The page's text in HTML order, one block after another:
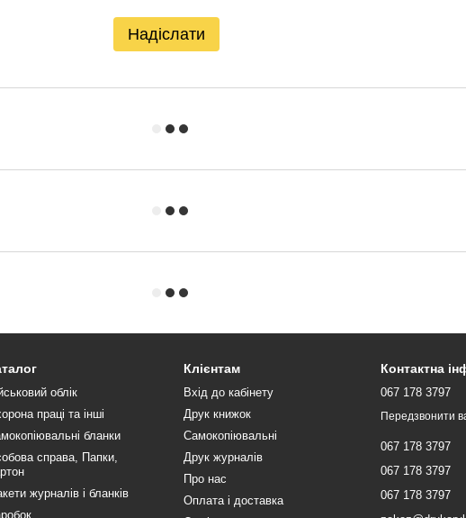
Надіслати
облік
праці та інші
бланки
справа, Папки,
журналів і бланків
Клієнтам
Вхід до кабінету
Друк книжок
Самокопіювальні
Друк журналів
Про нас
Оплата і доставка
Контактна
067 178 3797
Передзвонити
067 178 3797
067 178 3797
067 178 3797